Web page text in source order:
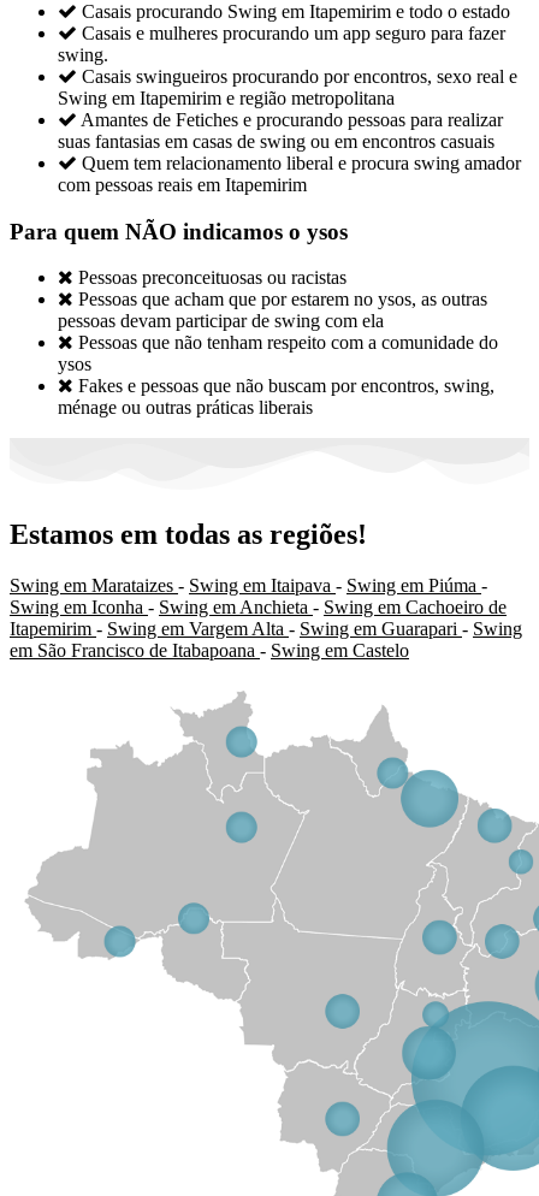
 Casais procurando Swing em Itapemirim e todo o estado
 Casais e mulheres procurando um app seguro para fazer
swing.
 Casais swingueiros procurando por encontros, sexo real e
Swing em Itapemirim e região metropolitana
 Amantes de Fetiches e procurando pessoas para realizar
suas fantasias em casas de swing ou em encontros casuais
 Quem tem relacionamento liberal e procura swing amador
com pessoas reais em Itapemirim
Para quem NÃO indicamos o ysos
 Pessoas preconceituosas ou racistas
 Pessoas que acham que por estarem no ysos, as outras
pessoas devam participar de swing com ela
 Pessoas que não tenham respeito com a comunidade do
ysos
 Fakes e pessoas que não buscam por encontros, swing,
ménage ou outras práticas liberais
Estamos em todas as regiões!
Swing em Marataizes - Swing em Itaipava - Swing em Piúma -
Swing em Iconha - Swing em Anchieta - Swing em Cachoeiro de
Itapemirim - Swing em Vargem Alta - Swing em Guarapari - Swing
em São Francisco de Itabapoana - Swing em Castelo